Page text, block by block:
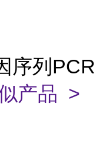
序列PCR
产品 >